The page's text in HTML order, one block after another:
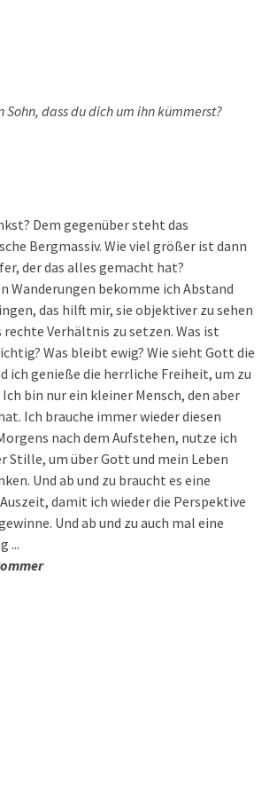
Sohn, dass du dich um ihn kümmerst?
Dem gegenüber steht das
Bergmassiv. Wie viel größer ist dann
der das alles gemacht hat?
Wanderungen bekomme ich Abstand
das hilft mir, sie objektiver zu sehen
rechte Verhältnis zu setzen. Was ist
Was bleibt ewig? Wie sieht Gott die
ich genieße die herrliche Freiheit, um zu
bin nur ein kleiner Mensch, den aber
Ich brauche immer wieder diesen
nach dem Aufstehen, nutze ich
Stille, um über Gott und mein Leben
Und ab und zu braucht es eine
damit ich wieder die Perspektive
Und ab und zu auch mal eine
...